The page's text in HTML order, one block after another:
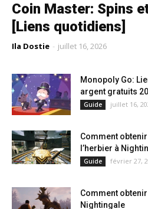
Coin Master: Spins
[Liens quotidiens]
Ila Dostie - juillet 16, 2026
Monopoly Go:
argent gratuits
Guide juillet 16,
Comment
l’herbier à
Guide février 27,
Comment
Nightingale